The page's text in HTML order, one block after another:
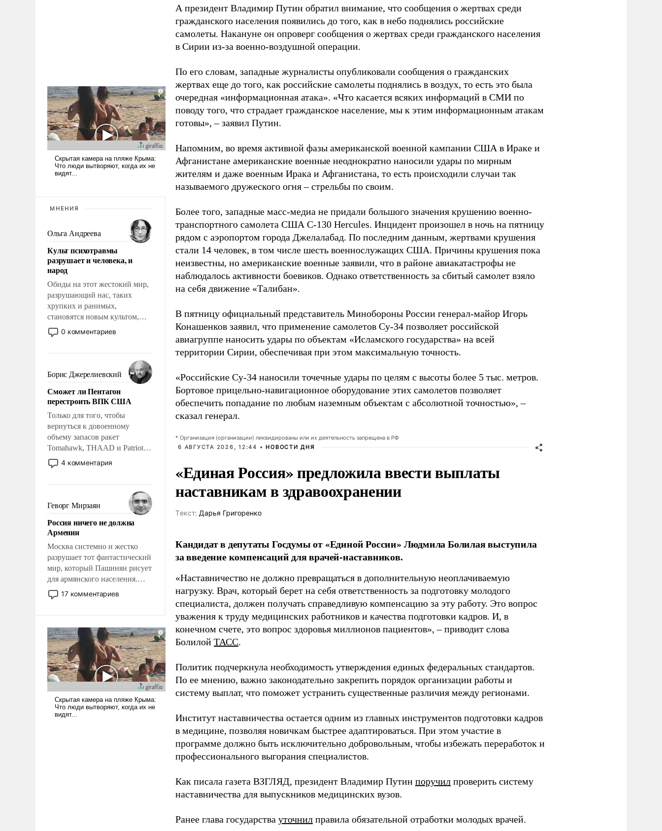
МНЕНИЯ
Ольга Андреева
Культ психотравмы
разрушает и человека, и
народ
Обиды на этот жестокий мир,
разрушающий нас, таких
хрупких и ранимых,
становятся новым культом,
постепенно вытесняя и
отменяя традиционное
мужественным и твердым под
ударами судьбы, брать на себя
ответственность, помогать
слабым, идти вперед и
адаптироваться.
0 комментариев
Борис Джерелиевский
Сможет ли Пентагон
перестроить ВПК США
Только для того, чтобы
вернуться к довоенному
объему запасов ракет
Tomahawk, THAAD и Patriot
США потребуется более трех
лет. Даже небольшая война с
Сложившаяся ситуация
означает многолетний период
уязвимости США, например,
перед Китаем.
4 комментария
Геворг Мирзаян
Россия ничего не должна
Армении
Москва системно и жестко
разрушает тот фантастический
мир, который Пашинян рисует
для армянского населения.
Мир, где политические
прожекты будут безусловно
налогоплательщиков и где
Еревану за свои поступки не
нужно отвечать.
17 комментариев
А президент Владимир Путин обратил внимание, что сообщения о жертвах среди
гражданского населения появились до того, как в небо поднялись российские
самолеты. Накануне он опроверг сообщения о жертвах среди гражданского населения
в Сирии из-за военно-воздушной операции.
По его словам, западные журналисты опубликовали сообщения о гражданских
жертвах еще до того, как российские самолеты поднялись в воздух, то есть это была
очередная «информационная атака». «Что касается всяких информаций в СМИ по
поводу того, что страдает гражданское население, мы к этим информационным атакам
готовы», – заявил Путин.
Напомним, во время активной фазы американской военной кампании США в Ираке и
Афганистане американские военные неоднократно наносили удары по мирным
жителям и даже военным Ирака и Афганистана, то есть происходили случаи так
называемого дружеского огня – стрельбы по своим.
Более того, западные масс-медиа не придали большого значения крушению военно-
транспортного самолета США С-130 Hercules. Инцидент произошел в ночь на пятницу
рядом с аэропортом города Джелалабад. По последним данным, жертвами крушения
стали 14 человек, в том числе шесть военнослужащих США. Причины крушения пока
неизвестны, но американские военные заявили, что в районе авиакатастрофы не
наблюдалось активности боевиков. Однако ответственность за сбитый самолет взяло
на себя движение «Талибан».
В пятницу официальный представитель Минобороны России генерал-майор Игорь
Конашенков заявил, что применение самолетов Су-34 позволяет российской
авиагруппе наносить удары по объектам «Исламского государства» на всей
территории Сирии, обеспечивая при этом максимальную точность.
«Российские Су-34 наносили точечные удары по целям с высоты более 5 тыс. метров.
Бортовое прицельно-навигационное оборудование этих самолетов позволяет
обеспечить попадание по любым наземным объектам с абсолютной точностью», –
сказал генерал.
* Организация (организации) ликвидированы или их деятельность запрещена в РФ
6 АВГУСТА 2026, 12:44 • НОВОСТИ ДНЯ
«Единая Россия» предложила ввести выплаты
наставникам в здравоохранении
Tекст: Дарья Григоренко
Кандидат в депутаты Госдумы от «Единой России» Людмила Болилая выступила
за введение компенсаций для врачей-наставников.
«Наставничество не должно превращаться в дополнительную неоплачиваемую
нагрузку. Врач, который берет на себя ответственность за подготовку молодого
специалиста, должен получать справедливую компенсацию за эту работу. Это вопрос
уважения к труду медицинских работников и качества подготовки кадров. И, в
конечном счете, это вопрос здоровья миллионов пациентов», – приводит слова
Болилой ТАСС.
Политик подчеркнула необходимость утверждения единых федеральных стандартов.
По ее мнению, важно законодательно закрепить порядок организации работы и
систему выплат, что поможет устранить существенные различия между регионами.
Институт наставничества остается одним из главных инструментов подготовки кадров
в медицине, позволяя новичкам быстрее адаптироваться. При этом участие в
программе должно быть исключительно добровольным, чтобы избежать переработок и
профессионального выгорания специалистов.
Как писала газета ВЗГЛЯД, президент Владимир Путин поручил проверить систему
наставничества для выпускников медицинских вузов.
Ранее глава государства уточнил правила обязательной отработки молодых врачей.